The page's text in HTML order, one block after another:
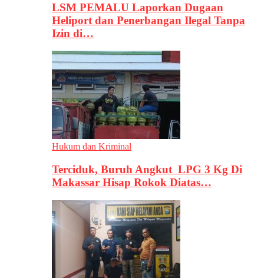
LSM PEMALU Laporkan Dugaan
Heliport dan Penerbangan Ilegal Tanpa
Izin di…
Hukum dan Kriminal
Terciduk, Buruh Angkut LPG 3 Kg Di
Makassar Hisap Rokok Diatas…